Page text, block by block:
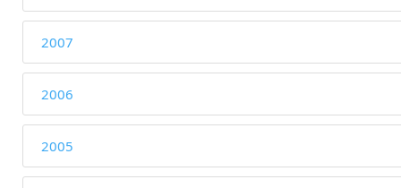
2007
2006
2005